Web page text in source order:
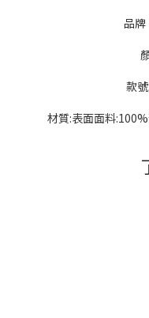
品牌
款
材質:表面面料